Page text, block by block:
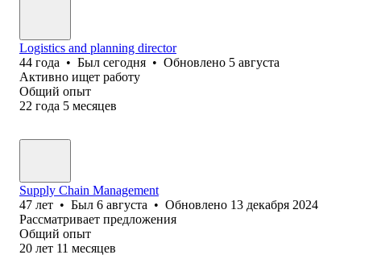
Logistics and planning director
44 года • Был сегодня • Обновлено 5 августа
Активно ищет работу
Общий опыт
22 года 5 месяцев
Supply Chain Management
47 лет • Был 6 августа • Обновлено 13 декабря 2024
Рассматривает предложения
Общий опыт
20 лет 11 месяцев